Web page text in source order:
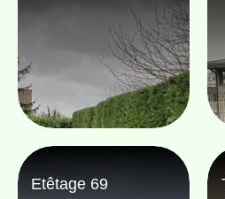
Etêtage 69